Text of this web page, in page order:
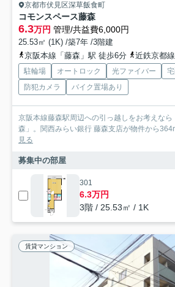
京都市伏見区深草飯食町
コモンスペース藤森
6.3万円 管理/共益費6,000円
25.53㎡ (1K) /築7年 /3階建
京阪本線「藤森」駅 徒歩6分
近鉄京都
駐輪場 オートロック 光ファイバー
防犯カメラ
バイク置場あり
京阪本線藤森駅周辺への引っ越しをお考えな
森」。関西みらい銀行 藤森支店が物件から
見る
募集中の部屋
301
6.3万円
3階 / 25.53㎡ / 1K
賃貸マンション